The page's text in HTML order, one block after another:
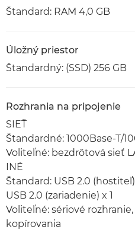
Štandard: RAM 4,0 GB
Úložný priestor
Štandardný: (SSD) 256 GB
Rozhrania na pripojenie
SIEŤ
Štandardné: 1000Base-T/
Voliteľné: bezdrôtová sieť
INÉ
Štandard: USB 2.0
USB 2.0 (zariadenie) x 1
Voliteľné: sériové
kopírovania